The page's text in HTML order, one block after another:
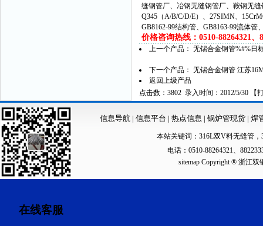
缝钢管厂、冶钢无缝钢管厂、鞍钢无
Q345（A/B/C/D/E）、27SIMN、
GB8162-99结构管、GB8163-99流体
价格咨询热线：0510-88264321、
上一个产品： 无锡合金钢管%#%日
下一个产品： 无锡合金钢管 江苏
返回上级产品
点击数：3802 录入时间：2012/5/30 【
信息导航| 信息平台 | 热点信息 | 锅炉管现货 | 焊
本站关键词： 316L双V料无缝管 ，
电话：0510-88264321、
sitemapCopyright ® 浙江双
在线客服